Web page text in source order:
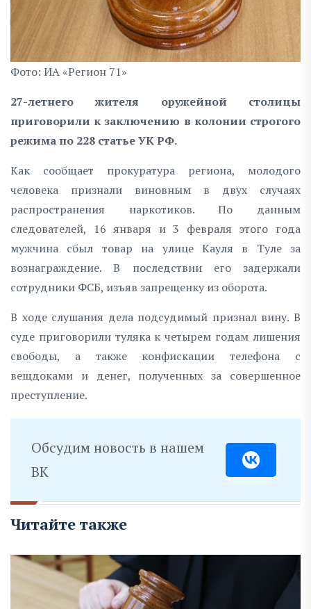
Фото: ИА «Регион 71»
27-летнего жителя оружейной столицы
приговорили к заключению в колонии строгого
режима по 228 статье УК РФ.
Как сообщает прокуратура региона, молодого
человека признали виновным в двух случаях
распространения наркотиков. По данным
следователей, 16 января и 3 февраля этого года
мужчина сбыл товар на улице Кауля в Туле за
вознаграждение. В последствии его задержали
сотрудники ФСБ, изъяв запрещенку из оборота.
В ходе слушания дела подсудимый признал вину. В
суде приговорили туляка к четырем годам лишения
свободы, а также конфискации телефона с
вещдоками и денег, полученных за совершенное
преступление.
Обсудим новость в нашем
ВК
Читайте также